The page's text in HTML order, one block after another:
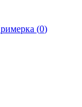
(0)